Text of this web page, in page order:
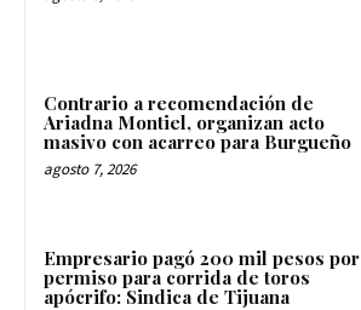
Contrario a recomendación de
Ariadna Montiel, organizan acto
masivo con acarreo para Burgueño
agosto 7, 2026
Empresario pagó 200 mil pesos por
permiso para corrida de toros
apócrifo: Sindica de Tijuana